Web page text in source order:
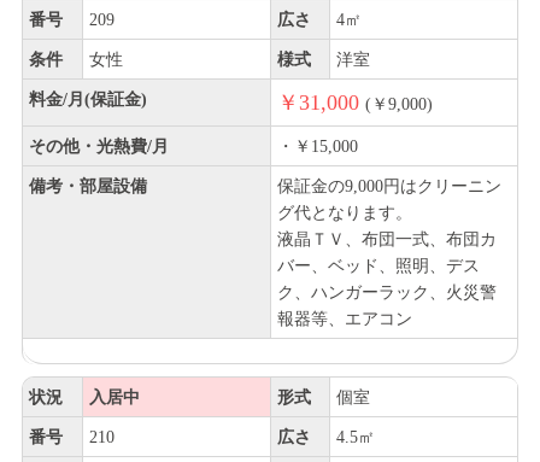
番号 209 広さ 4㎡
条件 女性 様式 洋室
料金/月(保証金) ￥31,000 (￥9,000)
その他・光熱費/月 ・￥15,000
備考・部屋設備
保証金の9,000円はクリーニン
グ代となります。
液晶ＴＶ、布団一式、布団カ
バー、ベッド、照明、デス
ク、ハンガーラック、火災警
報器等、エアコン
状況 入居中 形式 個室
番号 210 広さ 4.5㎡